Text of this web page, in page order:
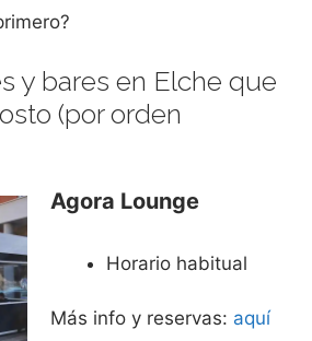
y bares en Elche que
(por orden
Agora Lounge
Horario habitual
Más info y reservas: aquí